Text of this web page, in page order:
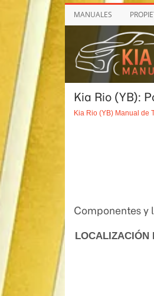
MANUALES
Kia Rio (YB):
Kia Rio (YB) Manual de
Componentes y
LOCALIZACIÓN